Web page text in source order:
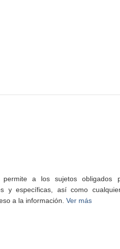
a los sujetos obligados
y específicas, así como
a la información. Ver más